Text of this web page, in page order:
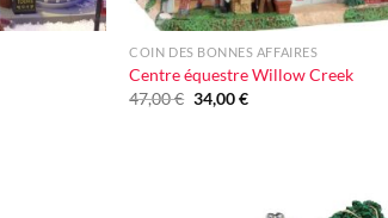
+
COIN DES BONNES AFFAIRES
Centre équestre Willow Creek
47,00€ Le
prix
34,00€Le